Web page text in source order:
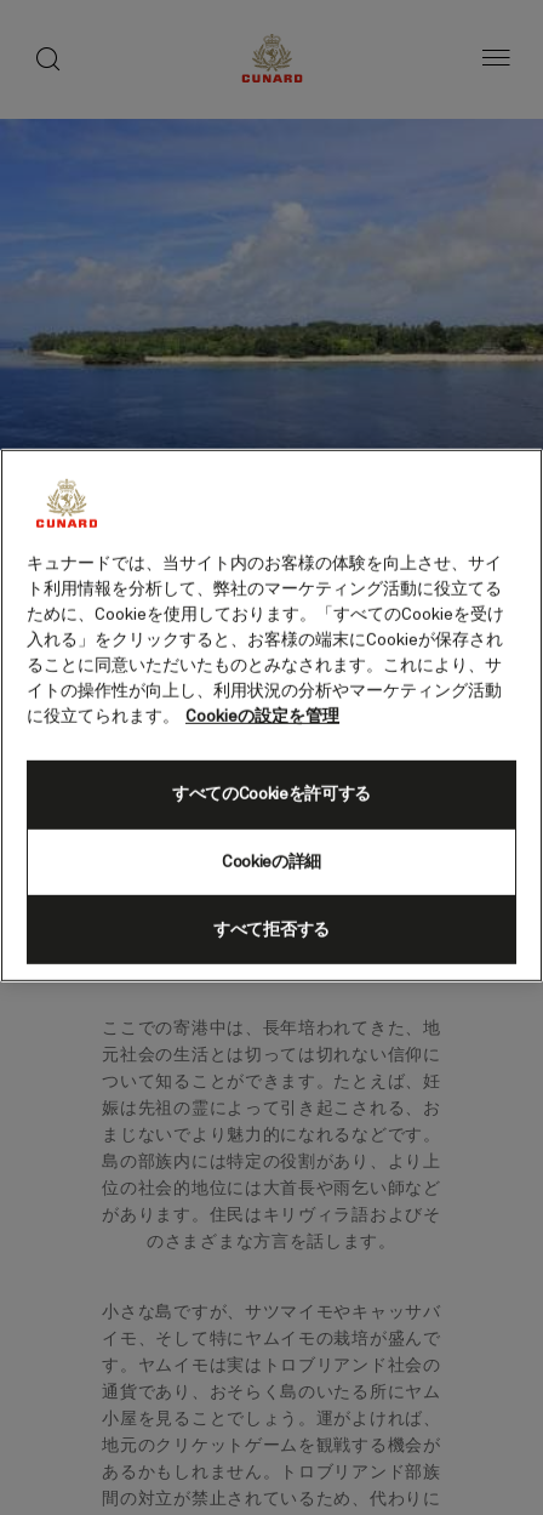
へ
ンド諸島（パプアニューギ
ニア）
全長約40km、幅約8kmのキリウィナ島は、
トロブリアンド諸島最大の島です。パプア
いただけます。
キリウィナ島は、パプアニューギニアのミ
住む12,000人余りの人口のほとんどがこの
ここでの寄港中は、長年培われてきた、地
元社会の生活とは切っては切れない信仰に
ついて知ることができます。たとえば、妊
娠は先祖の霊によって引き起こされる、お
まじないでより魅力的になれるなどです。
島の部族内には特定の役割があり、より上
位の社会的地位には大首長や雨乞い師など
があります。住民はキリヴィラ語およびそ
のさまざまな方言を話します。
小さな島ですが、サツマイモやキャッサバ
イモ、そして特にヤムイモの栽培が盛んで
す。ヤムイモは実はトロブリアンド社会の
通貨であり、おそらく島のいたる所にヤム
小屋を見ることでしょう。運がよければ、
地元のクリケットゲームを観戦する機会が
あるかもしれません。トロブリアンド部族
間の対立が禁止されているため、代わりに
キュナードでは、当サイト内のお客様の体験を向上させ、サイ
ト利用情報を分析して、弊社のマーケティング活動に役立てる
ために、Cookieを使用しております。「すべてのCookieを受け
入れる」をクリックすると、お客様の端末にCookieが保存され
ることに同意いただいたものとみなされます。これにより、サ
イトの操作性が向上し、利用状況の分析やマーケティング活動
に役立てられます。
Cookieの設定を管理
Cookieの詳細
すべて拒否する
すべてのCookieを許可する